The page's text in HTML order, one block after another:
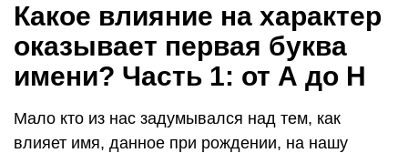
Какое влияние на характер
оказывает первая буква
имени? Часть 1: от А до Н
Мало кто из нас задумывался над тем, как
влияет имя, данное при рождении, на нашу